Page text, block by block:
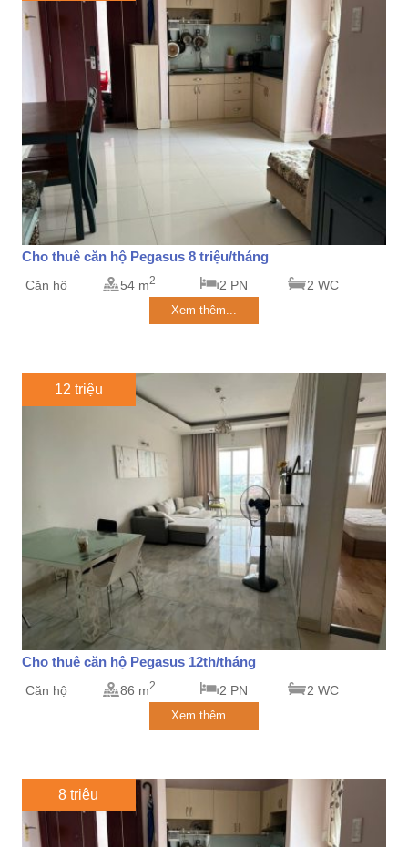
Cho thuê căn hộ Pegasus 8 triệu/tháng
Căn hộ 54 m2 2 PN 2 WC
Xem thêm...
12 triệu
Cho thuê căn hộ Pegasus 12th/tháng
Căn hộ 86 m2 2 PN 2 WC
Xem thêm...
8 triệu